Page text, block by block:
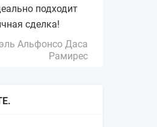
подходит
сделка!
Альфонсо Даса
Рамирес